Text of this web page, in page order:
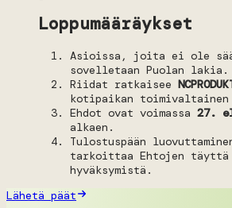
Loppumääräykset
Asioissa, joita ei ole
sovelletaan Puolan lakia.
Riidat ratkaisee
kotipaikan
Ehdot ovat voimassa 27.
alkaen.
Tulostuspään
tarkoittaa Ehtojen täyttä
hyväksymistä.
Lähetä päät